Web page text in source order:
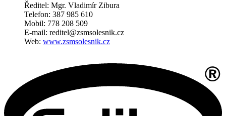
Ředitel: Mgr. Vladimír Zibura
Telefon: 387 985 610
Mobil: 778 208 509
E-mail: reditel@zsmsolesnik.cz
Web: www.zsmsolesnik.cz